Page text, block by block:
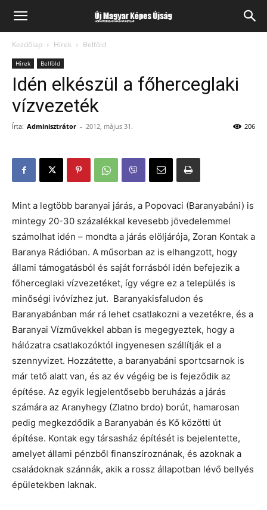
Kezdőlap Hírek Belföld
Hírek Belföld
Idén elkészül a főherceglaki
vízvezeték
Írta: Adminisztrátor - 2012, május 31. 206
Mint a legtöbb baranyai járás, a Popovaci (Baranyabáni) is
mintegy 20-30 százalékkal kevesebb jövedelemmel
számolhat idén – mondta a járás elöljárója, Zoran Kontak a
Baranya Rádióban. A műsorban az is elhangzott, hogy
állami támogatásból és saját forrásból idén befejezik a
főherceglaki vízvezetéket, így végre ez a település is
minőségi ivóvízhez jut. Baranyakisfaludon és
Baranyabánban már rá lehet csatlakozni a vezetékre, és a
Baranyai Vízművekkel abban is megegyeztek, hogy a
hálózatra csatlakozóktól ingyenesen szállítják el a
szennyvizet. Hozzátette, a baranyabáni sportcsarnok is
már tető alatt van, és az év végéig be is fejeződik az
építése. Az egyik legjelentősebb beruházás a járás
számára az Aranyhegy (Zlatno brdo) borút, hamarosan
pedig megkezdődik a Baranyabán és Kő közötti út
építése. Kontak egy társasház építését is bejelentette,
amelyet állami pénzből finanszíroznának, és azoknak a
családoknak szánnák, akik a rossz állapotban lévő bellyés
épületekben laknak.